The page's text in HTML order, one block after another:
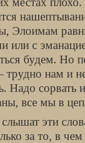
Элоимам
или с
будем. Но
нам и
Надо сорвать
все мы в
эти
за то, в